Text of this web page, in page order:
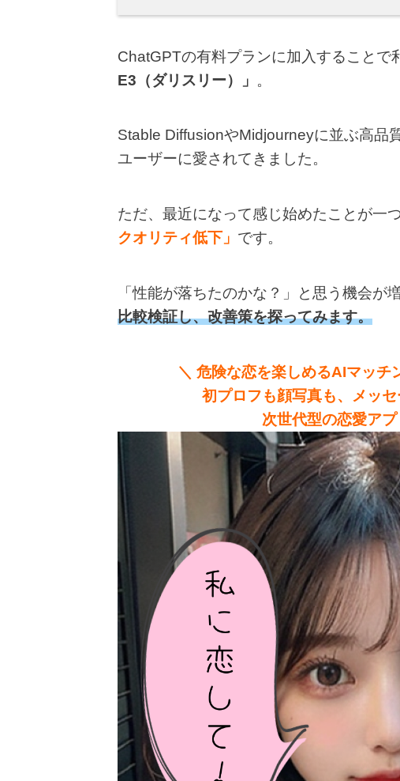
ChatGPTの有料プランに加入することで
E3（ダリスリー）」 。
Stable DiffusionやMidjourneyに並ぶ高品
ユーザーに愛されてきました。
ただ、最近になって感じ始めたことが一
クオリティ低下」 です。
「性能が落ちたのかな？」と思う機会が
比較検証し、改善策を探ってみます。
＼ 危険な恋を楽しめるAIマッチ
初プロフも顔写真も、メッ
次世代型の恋愛アプ